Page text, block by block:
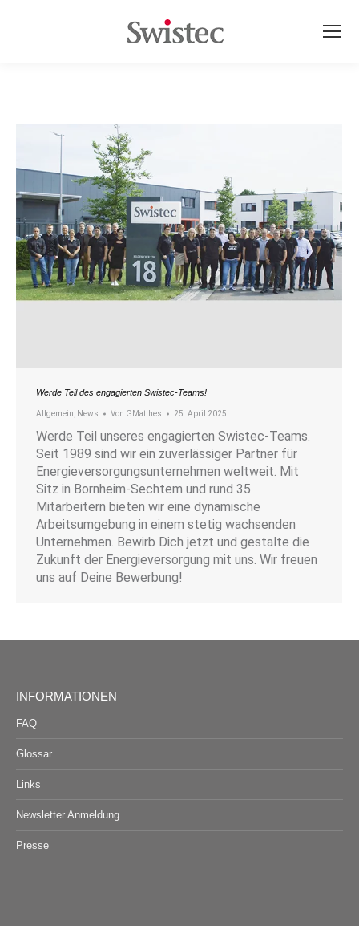
Werde Teil des engagierten Swistec-Teams!
Allgemein, News Von GMatthes 25. April 2025
Werde Teil unseres engagierten Swistec-Teams.
Seit 1989 sind wir ein zuverlässiger Partner für
Energieversorgungsunternehmen weltweit. Mit
Sitz in Bornheim-Sechtem und rund 35
Mitarbeitern bieten wir eine dynamische
Arbeitsumgebung in einem stetig wachsenden
Unternehmen. Bewirb Dich jetzt und gestalte die
Zukunft der Energieversorgung mit uns. Wir freuen
uns auf Deine Bewerbung!
INFORMATIONEN
FAQ
Glossar
Links
Newsletter Anmeldung
Presse